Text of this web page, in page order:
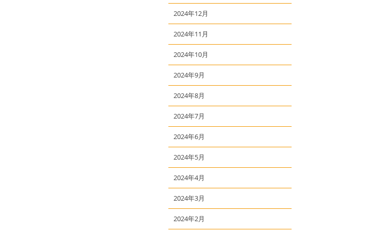
2024年12月
2024年11月
2024年10月
2024年9月
2024年8月
2024年7月
2024年6月
2024年5月
2024年4月
2024年3月
2024年2月